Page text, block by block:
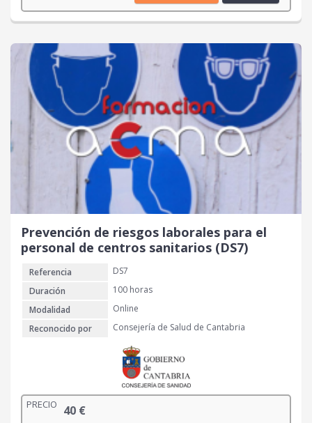
Prevención de riesgos laborales para el
personal de centros sanitarios (DS7)
Referencia
DS7
Duración
100 horas
Modalidad
Online
Reconocido por
Consejería de Salud de Cantabria
PRECIO 40 €